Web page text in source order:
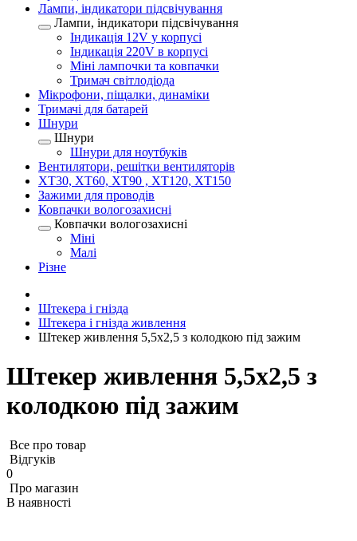
Лампи, індикатори підсвічування
Лампи, індикатори підсвічування
Індикація 12V у корпусі
Індикація 220V в корпусі
Міні лампочки та ковпачки
Тримач світлодіода
Мікрофони, піщалки, динаміки
Тримачі для батарей
Шнури
Шнури
Шнури для ноутбуків
Вентилятори, решітки вентиляторів
XT30, XT60, XT90 , XT120, XT150
Зажими для проводів
Ковпачки вологозахисні
Ковпачки вологозахисні
Міні
Малі
Різне
Штекера і гнізда
Штекера і гнізда живлення
Штекер живлення 5,5х2,5 з колодкою під зажим
Штекер живлення 5,5х2,5 з
колодкою під зажим
Все про товар
Відгуків
0
Про магазин
В наявності